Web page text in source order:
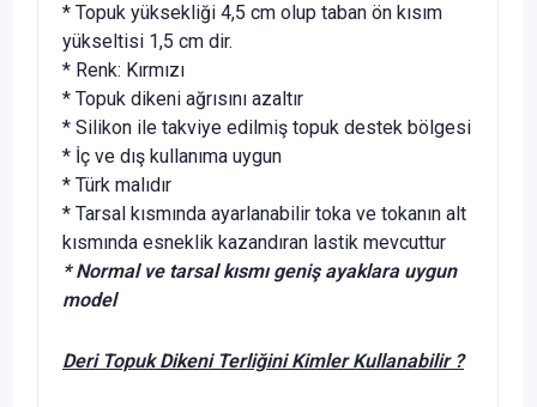
* Topuk yüksekliği 4,5 cm olup taban ön kısım
yükseltisi 1,5 cm dir.
* Renk: Kırmızı
* Topuk dikeni ağrısını azaltır
* Silikon ile takviye edilmiş topuk destek bölgesi
* İç ve dış kullanıma uygun
* Türk malıdır
* Tarsal kısmında ayarlanabilir toka ve tokanın alt
kısmında esneklik kazandıran lastik mevcuttur
* Normal ve tarsal kısmı geniş ayaklara uygun
model
Deri Topuk Dikeni Terliğini Kimler Kullanabilir ?